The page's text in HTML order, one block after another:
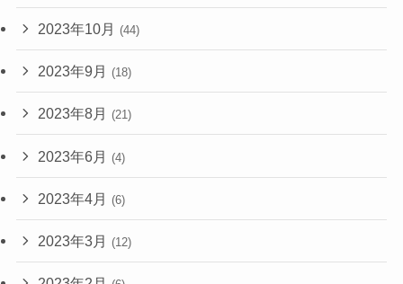
2023年10月 (44)
2023年9月 (18)
2023年8月 (21)
2023年6月 (4)
2023年4月 (6)
2023年3月 (12)